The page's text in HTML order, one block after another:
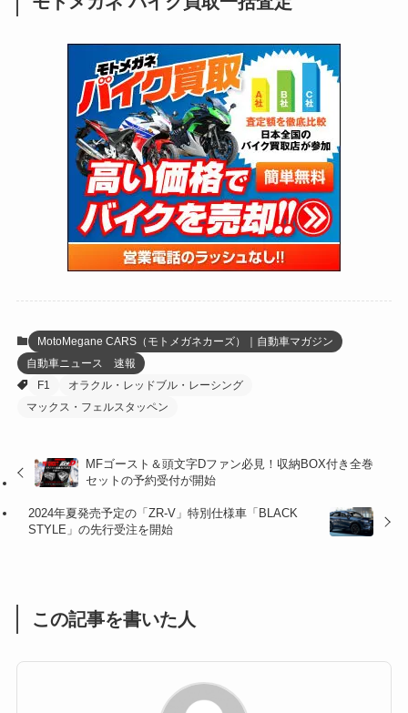
(31)
(51)
(34)
(5)
(12)
(63)
(109)
(24)
(16)
(25)
(24)
(47)
(15)
(5)
(64)
(16)
(62)
(4)
(6)
(17)
(5)
(32)
(249)
(12)
(131)
(38)
(131)
(167)
(85)
(21)
(61)
(171)
(98)
(13)
(60)
(274)
(171)
(38)
(47)
(59)
(36)
(1)
(1)
(66)
(16)
(141)
(254)
(204)
(1,139)
(166)
(23)
(33)
(34)
(35)
(41)
(415)
(16)
(137)
(72)
(2,741)
(126)
(170)
(171)
(118)
(27)
(1,605)
(147)
(13)
(19)
(12)
(16)
(8)
(1)
(55)
MotoMegane CARS（モトメガネカーズ）｜自動車マガジン
自動車ニュース 速報
F1
オラクル・レッドブル・レーシング
マックス・フェルスタッペン
MFゴースト＆頭文字Dファン必見！収納BOX付き全巻
セットの予約受付が開始
2024年夏発売予定の「ZR-V」特別仕様車「BLACK
STYLE」の先行受注を開始
この記事を書いた人